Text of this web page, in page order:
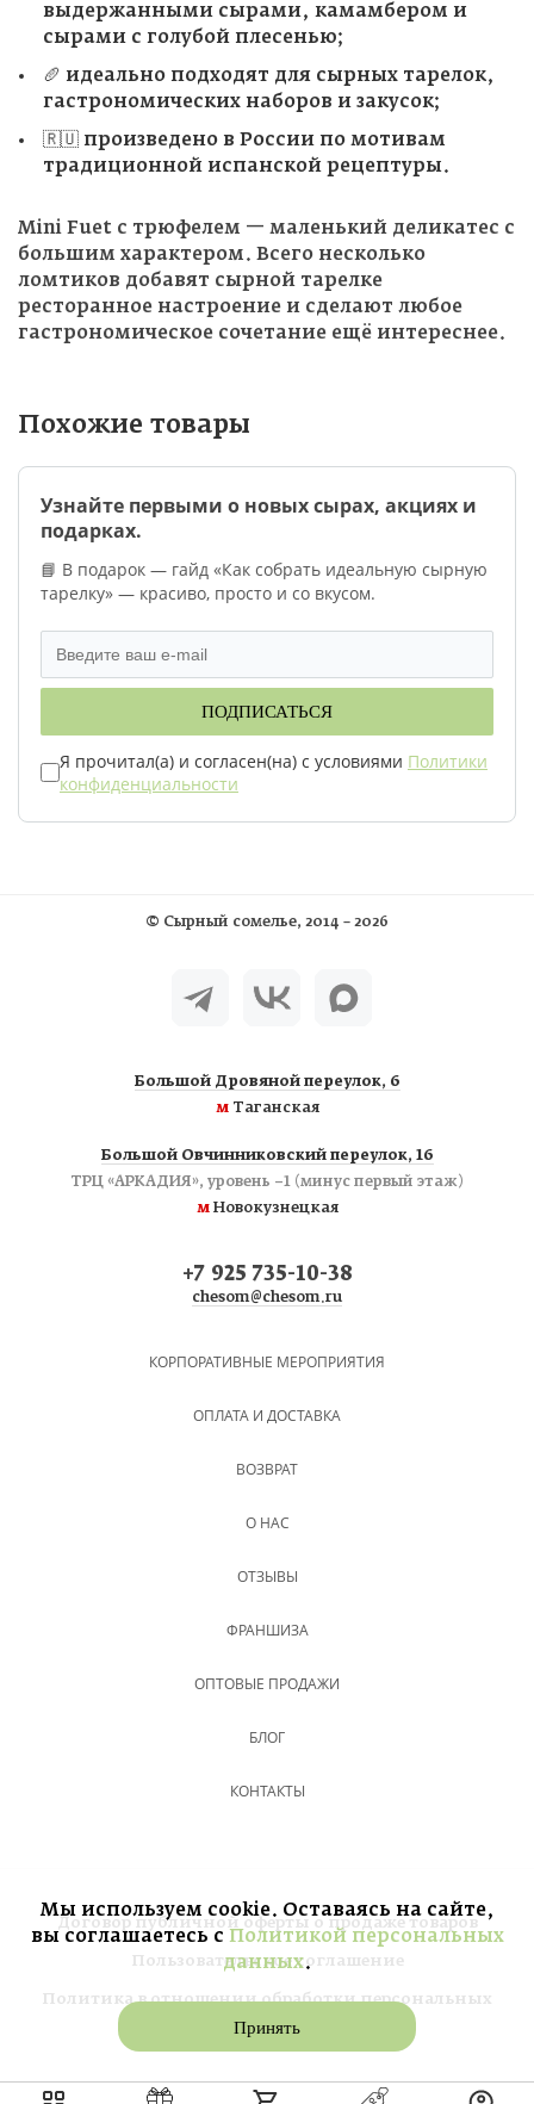
выдержанными сырами, камамбером и
сырами с голубой плесенью;
🥖 идеально подходят для сырных тарелок,
гастрономических наборов и закусок;
🇷🇺 произведено в России по мотивам
традиционной испанской рецептуры.
Mini Fuet с трюфелем — маленький деликатес с
большим характером. Всего несколько
ломтиков добавят сырной тарелке
ресторанное настроение и сделают любое
гастрономическое сочетание ещё интереснее.
Похожие товары
Узнайте первыми о новых сырах, акциях и
подарках.
📘 В подарок — гайд «Как собрать идеальную сырную
тарелку» — красиво, просто и со вкусом.
ПОДПИСАТЬСЯ
Я прочитал(а) и согласен(на) с условиями Политики
конфиденциальности
© Сырный сомелье, 2014 – 2026
Большой Дровяной переулок, 6
мТаганская
Большой Овчинниковский переулок, 16
ТРЦ «АРКАДИЯ», уровень −1 (минус первый этаж)
мНовокузнецкая
+7 925 735-10-38
chesom@chesom.ru
КОРПОРАТИВНЫЕ МЕРОПРИЯТИЯ
ОПЛАТА И ДОСТАВКА
ВОЗВРАТ
О НАС
ОТЗЫВЫ
ФРАНШИЗА
ОПТОВЫЕ ПРОДАЖИ
БЛОГ
КОНТАКТЫ
Мы используем cookie. Оставаясь на сайте,
вы соглашаетесь с Политикой персональных
данных.
Принять
Договор публичной оферты о продаже товаров
Пользовательское соглашение
Политика в отношении обработки персональных
данных